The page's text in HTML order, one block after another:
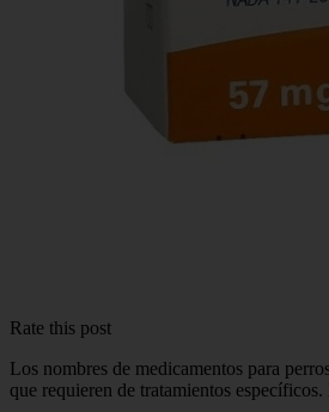
Rate this post
Los nombres de medicamentos para
que requieren de tratamientos